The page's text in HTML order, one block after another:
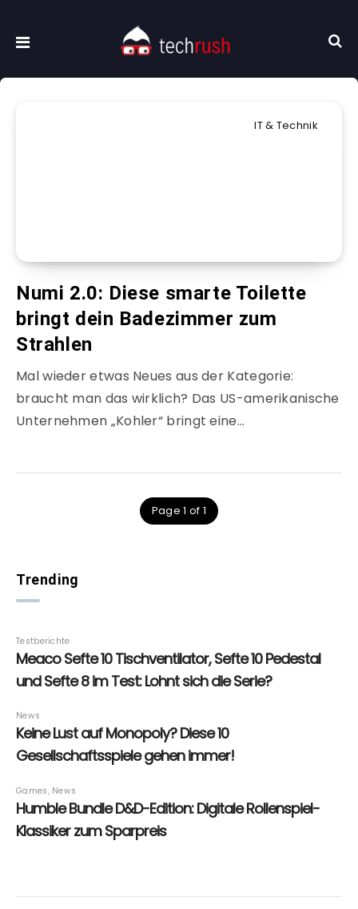
IT & Technik
Numi 2.0: Diese smarte Toilette
bringt dein Badezimmer zum
Strahlen
Mal wieder etwas Neues aus der Kategorie:
braucht man das wirklich? Das US-amerikanische
Unternehmen „Kohler“ bringt eine…
Page 1 of 1
Trending